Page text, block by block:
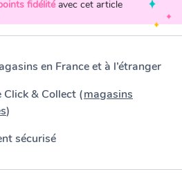
fidélité avec cet article
en France et à l’étranger
Click & Collect (magasins
)
sécurisé